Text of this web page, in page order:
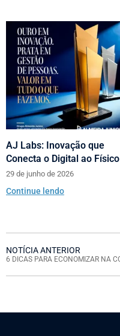
AJ Labs: Inovação que
Conecta o Digital ao Físico
29 de junho de 2026
Continue lendo
NOTÍCIA ANTERIOR